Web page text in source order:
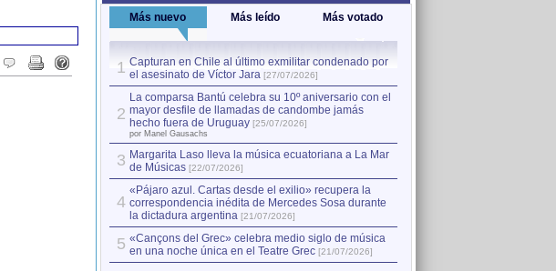
Más nuevo Más leído Más votado
1 Capturan en Chile al último exmilitar condenado por
el asesinato de Víctor Jara [27/07/2026]
2
La comparsa Bantú celebra su 10º aniversario con el
mayor desfile de llamadas de candombe jamás
hecho fuera de Uruguay [25/07/2026]
por Manel Gausachs
3 Margarita Laso lleva la música ecuatoriana a La Mar
de Músicas [22/07/2026]
4
«Pájaro azul. Cartas desde el exilio» recupera la
correspondencia inédita de Mercedes Sosa durante
la dictadura argentina [21/07/2026]
5 «Cançons del Grec» celebra medio siglo de música
en una noche única en el Teatre Grec [21/07/2026]